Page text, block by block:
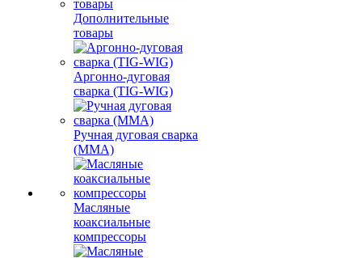
Дополнительные
товары
Аргонно-дуговая
сварка (TIG-WIG)
Ручная дуговая сварка
(MMA)
Масляные
коаксиальные
компрессоры